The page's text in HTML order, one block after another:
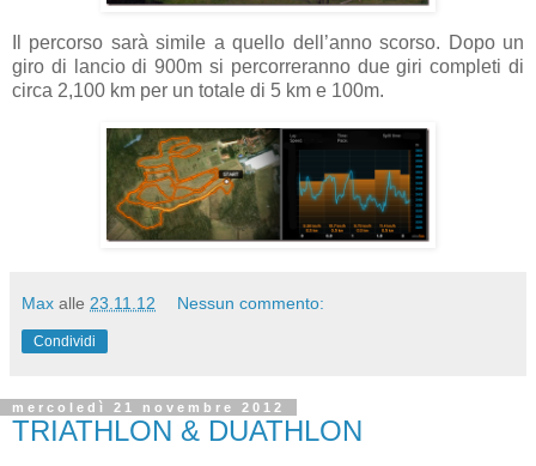
Il percorso sarà simile a quello dell’anno scorso. Dopo un
giro di lancio di 900m si percorreranno due giri completi di
circa 2,100 km per un totale di 5 km e 100m.
Max alle 23.11.12 Nessun commento:
Condividi
mercoledì 21 novembre 2012
TRIATHLON & DUATHLON